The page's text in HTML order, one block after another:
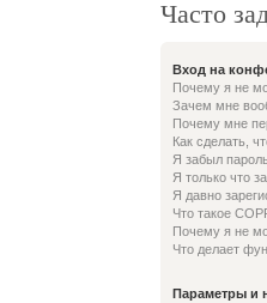
Часто
Вход на
Почему я не
Зачем мне
Почему мне
Как сделать,
Я забыл
Я только что
Я давно
Что такое
Почему я не
Что делает
Параметры и